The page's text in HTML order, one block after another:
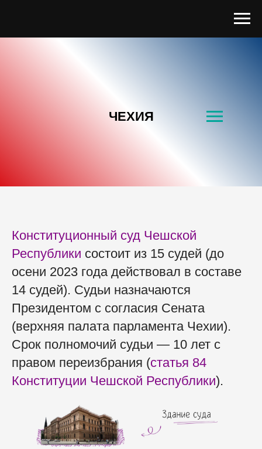
ЧЕХИЯ
Конституционный суд Чешской
Республики состоит из 15 судей (до
осени 2023 года действовал в составе
14 судей). Судьи назначаются
Президентом с согласия Сената
(верхняя палата парламента Чехии).
Срок полномочий судьи — 10 лет с
правом переизбрания (статья 84
Конституции Чешской Республики).